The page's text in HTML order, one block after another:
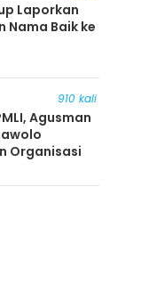
Laporkan
Nama Baik ke
910 kali
Agusman
Organisasi